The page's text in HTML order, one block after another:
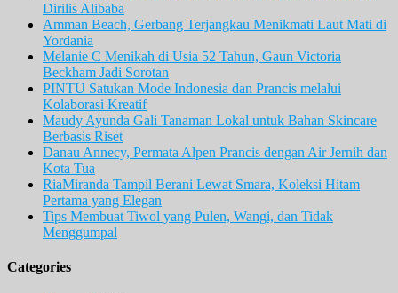
Dirilis Alibaba
Amman Beach, Gerbang Terjangkau Menikmati Laut Mati di
Yordania
Melanie C Menikah di Usia 52 Tahun, Gaun Victoria
Beckham Jadi Sorotan
PINTU Satukan Mode Indonesia dan Prancis melalui
Kolaborasi Kreatif
Maudy Ayunda Gali Tanaman Lokal untuk Bahan Skincare
Berbasis Riset
Danau Annecy, Permata Alpen Prancis dengan Air Jernih dan
Kota Tua
RiaMiranda Tampil Berani Lewat Smara, Koleksi Hitam
Pertama yang Elegan
Tips Membuat Tiwol yang Pulen, Wangi, dan Tidak
Menggumpal
Categories